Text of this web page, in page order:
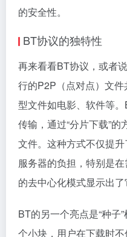
的安全性。
BT协议的独特性
再来看看BT协议，或者
行的P2P（点对点）文
型文件如电影、软件等
传输，通过“分片下载”
文件。这种方式不仅提
服务器的负担，特别是
的去中心化模式显示出了
BT的另一个亮点是“种子
个小块，用户在下载时